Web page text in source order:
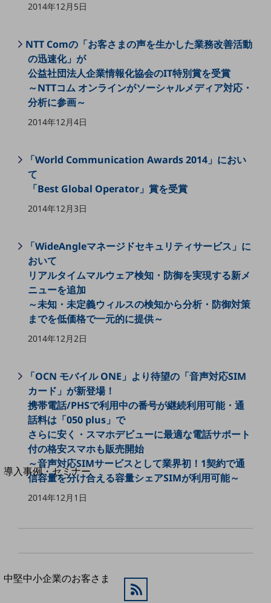
データ通信製品
5G対応ホームルーター
通信モジュール製品
衛星携帯電話
IOT完了済みメーカーブランド製品
ドコモBiz データ無制限 ドコモ MAX ドコモ mini ドコモBiz かけ放題
ケータイプラン
データプラス
IoT向け回線料金
home5Gプラン
モバイルサービス
端末の一元管理
セキュリティ
回線・ネットワーク
お手続き
別ウィンドウで開きます
サービスをご利用中のお客さま
導入事例・セミナー
導入事例TOP
最新の導入事例や注目の導入事例をご紹介します
別ウィンドウで開きます
中堅中小企業のお客さま
2014年12月5日
NTT Comの「お客さまの声を生かした業務改善活動
の迅速化」が
公益社団法人企業情報化協会のIT特別賞を受賞
～NTTコム オンラインがソーシャルメディア対応・
分析に参画～
2014年12月4日
「World Communication Awards 2014」におい
て
「Best Global Operator」賞を受賞
2014年12月3日
「WideAngleマネージドセキュリティサービス」に
おいて
リアルタイムマルウェア検知・防御を実現する新メ
ニューを追加
～未知・未定義ウィルスの検知から分析・防御対策
までを低価格で一元的に提供～
2014年12月2日
「OCN モバイル ONE」より待望の「音声対応SIM
カード」が新登場！
携帯電話/PHSで利用中の番号が継続利用可能・通
話料は「050 plus」で
さらに安く・スマホデビューに最適な電話サポート
付の格安スマホも販売開始
～音声対応SIMサービスとして業界初！1契約で通
信容量を分け合える容量シェアSIMが利用可能～
2014年12月1日